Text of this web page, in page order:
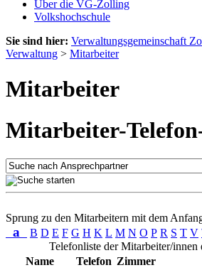
Über die VG-Zolling
Volkshochschule
Sie sind hier: Verwaltungsgemeinschaft
Verwaltung > Mitarbeiter
Mitarbeiter
Mitarbeiter-
Sprung zu den Mitarbeitern mit dem
a B D E F G H K L M N O P R S T V
Telefonliste der Mitarbeiter/innen
Name
Telefon Zimmer